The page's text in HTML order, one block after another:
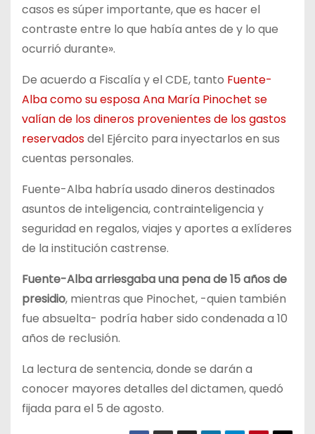
casos es súper importante, que es hacer el
contraste entre lo que había antes de y lo que
ocurrió durante».
De acuerdo a Fiscalía y el CDE, tanto Fuente-
Alba como su esposa Ana María Pinochet se
valían de los dineros provenientes de los gastos
reservadosdel Ejército para inyectarlos en sus
cuentas personales.
Fuente-Alba habría usado dineros destinados
asuntos de inteligencia, contrainteligencia y
seguridad en regalos, viajes y aportes a exlíderes
de la institución castrense.
Fuente-Alba arriesgaba una pena de 15 años de
presidio, mientras que Pinochet, -quien también
fue absuelta- podría haber sido condenada a 10
años de reclusión.
La lectura de sentencia, donde se darán a
conocer mayores detalles del dictamen, quedó
fijada para el 5 de agosto.